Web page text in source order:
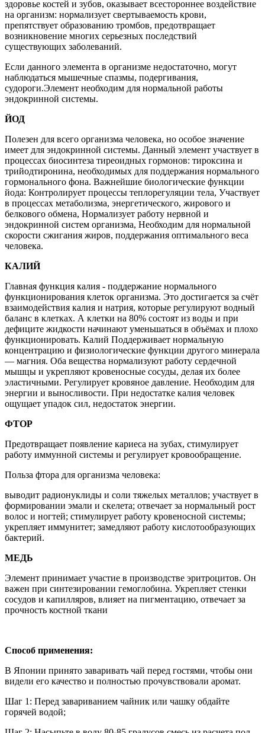
здоровье костей и зубов, оказывает всестороннее воздействие
на организм: нормализует свертываемость крови,
препятствует образованию тромбов, предотвращает
возникновение многих серьезных последствий
существующих заболеваний.
Если данного элемента в организме недостаточно, могут
наблюдаться мышечные спазмы, подергивания,
судороги.Элемент необходим для нормальной работы
эндокринной системы.
ЙОД
Полезен для всего организма человека, но особое значение
имеет для эндокринной системы. Данный элемент участвует в
процессах биосинтеза тиреоидных гормонов: тироксина и
трийодтиронина, необходимых для поддержания нормального
гормонального фона. Важнейшие биологические функции
йода: Контролирует процессы теплорегуляции тела, Участвует
в процессах метаболизма, энергетического, жирового и
белкового обмена, Нормализует работу нервной и
эндокринной систем организма, Необходим для нормальной
скорости сжигания жиров, поддержания оптимального веса
человека.
КАЛИЙ
Главная функция калия - поддержание нормального
функционирования клеток организма. Это достигается за счёт
взаимодействия калия и натрия, которые регулируют водный
баланс в клетках. А клетки на 80% состоят из воды и при
дефиците жидкости начинают уменьшаться в объёмах и плохо
функционировать. Калий Поддерживает нормальную
концентрацию и физиологические функции другого минерала
— магния. Оба вещества нормализуют работу сердечной
мышцы и укрепляют кровеносные сосуды, делая их более
эластичными. Регулирует кровяное давление. Необходим для
энергии и выносливости. При недостатке калия человек
ощущает упадок сил, недостаток энергии.
ФТОР
Предотвращает появление кариеса на зубах, стимулирует
работу иммунной системы и регулирует кровообращение.
Польза фтора для организма человека:
выводит радионуклиды и соли тяжелых металлов; участвует в
формировании эмали и скелета; отвечает за нормальный рост
волос и ногтей; стимулирует работу кровеносной системы;
укрепляет иммунитет; замедляют работу кислотообразующих
бактерий.
МЕДЬ
Элемент принимает участие в производстве эритроцитов. Он
важен при синтезировании гемоглобина. Укрепляет стенки
сосудов и капилляров, влияет на пигментацию, отвечает за
прочность костной ткани
Способ применения:
В Японии принято заваривать чай перед гостями, чтобы они
видели его качество и полностью прочувствовали аромат.
Шаг 1: Перед завариванием чайник или чашку обдайте
горячей водой;